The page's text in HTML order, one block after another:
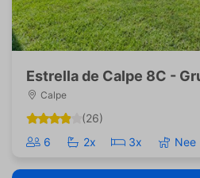
Estrella de Calpe 8C -
Calpe
(26)
6
2x 3x Nee